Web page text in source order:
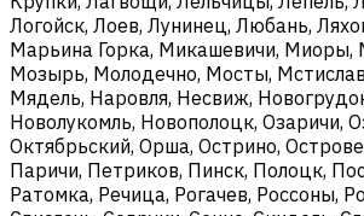
Логойск, Лоев, Лунинец, Любань,
Марьина Горка, Микашевичи, Миоры,
Мозырь, Молодечно, Мосты,
Мядель, Наровля, Несвиж,
Новолукомль, Новополоцк, Озаричи,
Октябрьский, Орша, Острино,
Паричи, Петриков, Пинск, Полоцк,
Ратомка, Речица, Рогачев, Россоны,